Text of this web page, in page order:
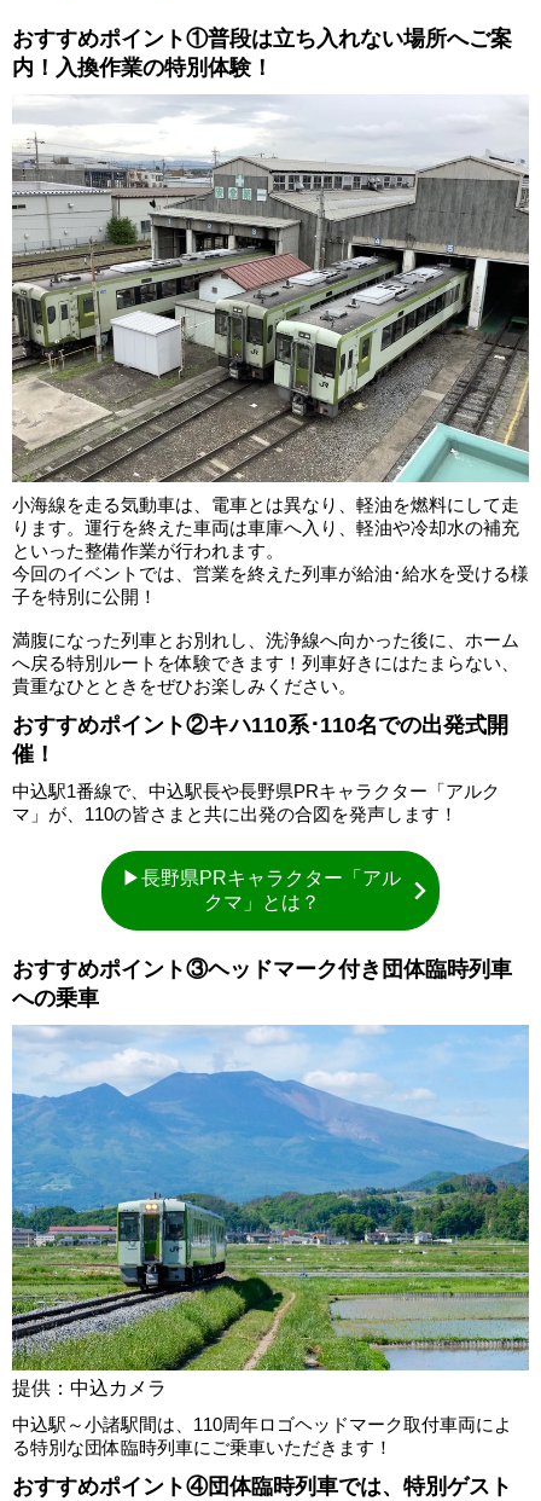
おすすめポイント①普段は立ち入れない場所へご案
内！入換作業の特別体験！
小海線を走る気動車は、電車とは異なり、軽油を燃料にして走
ります。運行を終えた車両は車庫へ入り、軽油や冷却水の補充
といった整備作業が行われます。
今回のイベントでは、営業を終えた列車が給油･給水を受ける様
子を特別に公開！
満腹になった列車とお別れし、洗浄線へ向かった後に、ホーム
へ戻る特別ルートを体験できます！列車好きにはたまらない、
貴重なひとときをぜひお楽しみください。
おすすめポイント②キハ110系･110名での出発式開
催！
中込駅1番線で、中込駅長や長野県PRキャラクター「アルク
マ」が、110の皆さまと共に出発の合図を発声します！
▶長野県PRキャラクター「アル
クマ」とは？
おすすめポイント③ヘッドマーク付き団体臨時列車
への乗車
提供：中込カメラ
中込駅～小諸駅間は、110周年ロゴヘッドマーク取付車両によ
る特別な団体臨時列車にご乗車いただきます！
おすすめポイント④団体臨時列車では、特別ゲスト